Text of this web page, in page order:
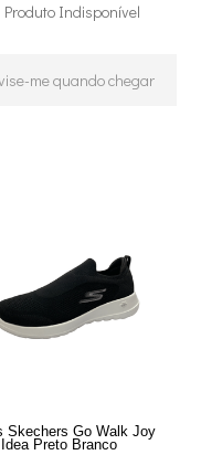
Produto Indisponível
me quando chegar
Skechers Go Walk Joy
Preto Branco